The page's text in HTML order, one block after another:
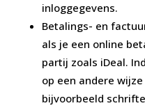
inloggegevens.
Betalings- en
als je een online
partij zoals iDeal.
op een andere
bijvoorbeeld